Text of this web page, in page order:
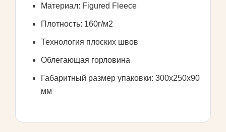
Материал: Figured Fleece
Плотность: 160г/м2
Технология плоских швов
Облегающая горловина
Габаритный размер упаковки: 300х250х90
мм